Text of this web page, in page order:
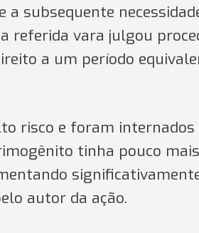
subsequente
referida vara julgou
a um período
risco e foram internados
tinha pouco
autor da ação.